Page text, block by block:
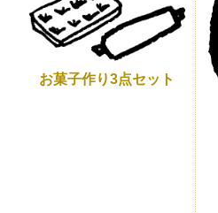
お菓子作り3点セット